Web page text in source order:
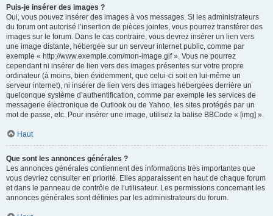
Puis-je insérer des images ?
Oui, vous pouvez insérer des images à vos messages. Si les administrateurs
du forum ont autorisé l’insertion de pièces jointes, vous pourrez transférer des
images sur le forum. Dans le cas contraire, vous devrez insérer un lien vers
une image distante, hébergée sur un serveur internet public, comme par
exemple « http://www.exemple.com/mon-image.gif ». Vous ne pourrez
cependant ni insérer de lien vers des images présentes sur votre propre
ordinateur (à moins, bien évidemment, que celui-ci soit en lui-même un
serveur internet), ni insérer de lien vers des images hébergées derrière un
quelconque système d’authentification, comme par exemple les services de
messagerie électronique de Outlook ou de Yahoo, les sites protégés par un
mot de passe, etc. Pour insérer une image, utilisez la balise BBCode « [img] ».
Haut
Que sont les annonces générales ?
Les annonces générales contiennent des informations très importantes que
vous devriez consulter en priorité. Elles apparaissent en haut de chaque forum
et dans le panneau de contrôle de l’utilisateur. Les permissions concernant les
annonces générales sont définies par les administrateurs du forum.